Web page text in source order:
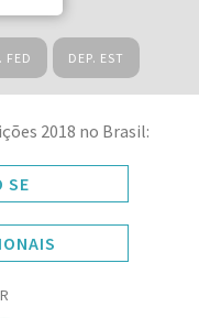
FED DEP. EST
2018 no Brasil:
SE